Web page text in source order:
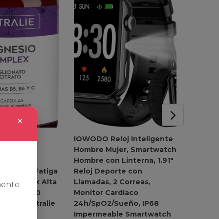
y Fatiga
Complex Alta
– 120
Nutralie
IOWODO Reloj Inteligente
Hombre Mujer, Smartwatch
Hombre con Linterna, 1.91″
Reloj Deporte con
Llamadas, 2 Correas,
Monitor Cardíaco
24h/SpO2/Sueño, IP68
Impermeable Smartwatch
×